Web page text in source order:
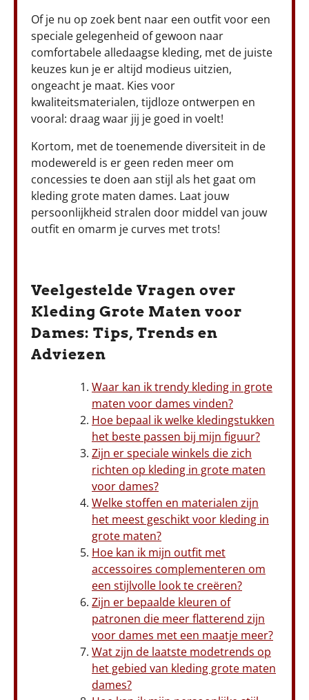
Of je nu op zoek bent naar een outfit voor een
speciale gelegenheid of gewoon naar
comfortabele alledaagse kleding, met de juiste
keuzes kun je er altijd modieus uitzien,
ongeacht je maat. Kies voor
kwaliteitsmaterialen, tijdloze ontwerpen en
vooral: draag waar jij je goed in voelt!
Kortom, met de toenemende diversiteit in de
modewereld is er geen reden meer om
concessies te doen aan stijl als het gaat om
kleding grote maten dames. Laat jouw
persoonlijkheid stralen door middel van jouw
outfit en omarm je curves met trots!
Veelgestelde Vragen over
Kleding Grote Maten voor
Dames: Tips, Trends en
Adviezen
Waar kan ik trendy kleding in grote
maten voor dames vinden?
Hoe bepaal ik welke kledingstukken
het beste passen bij mijn figuur?
Zijn er speciale winkels die zich
richten op kleding in grote maten
voor dames?
Welke stoffen en materialen zijn
het meest geschikt voor kleding in
grote maten?
Hoe kan ik mijn outfit met
accessoires complementeren om
een stijlvolle look te creëren?
Zijn er bepaalde kleuren of
patronen die meer flatterend zijn
voor dames met een maatje meer?
Wat zijn de laatste modetrends op
het gebied van kleding grote maten
dames?